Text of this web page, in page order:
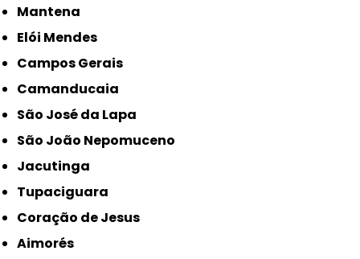
Mantena
Elói Mendes
Campos Gerais
Camanducaia
São José da Lapa
São João Nepomuceno
Jacutinga
Tupaciguara
Coração de Jesus
Aimorés